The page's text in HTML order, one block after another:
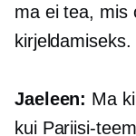
ma ei tea, mis
kirjeldamiseks.
Jaeleen: Ma
kui Pariisi-